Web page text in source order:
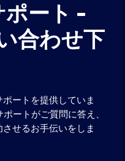
ート -
合わせ下
ートを提供していま
ートがご質問に答え、
せるお手伝いをしま